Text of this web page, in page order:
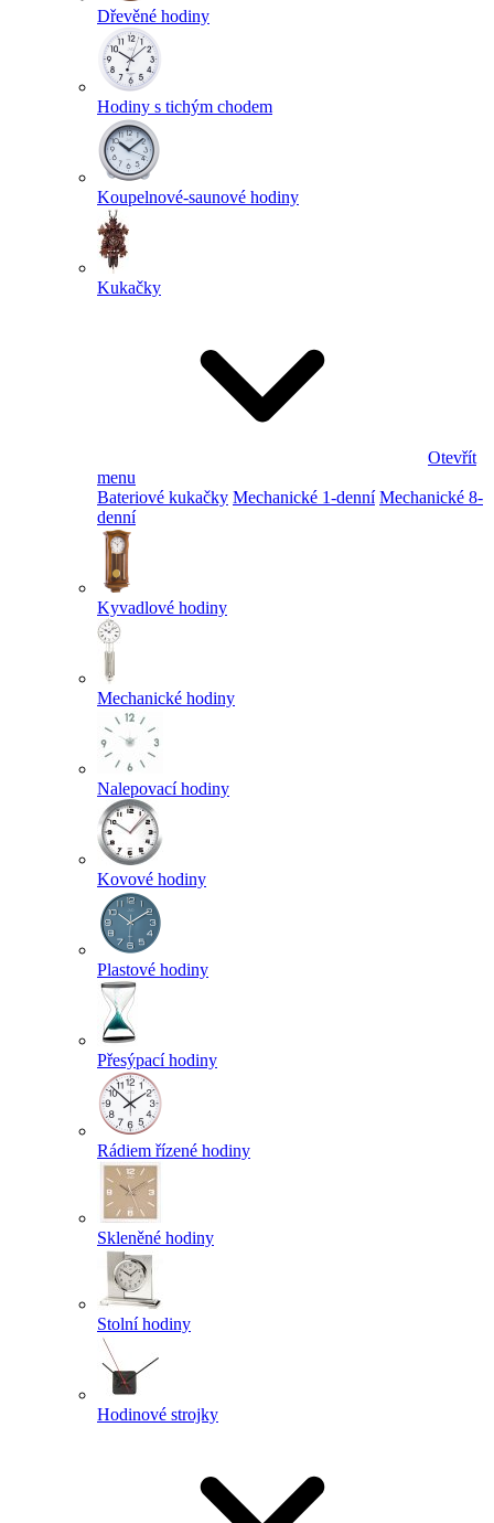
Dřevěné hodiny
Hodiny s tichým chodem
Koupelnové-saunové hodiny
Kukačky
Otevřít
menu
Bateriové kukačky Mechanické 1-denní Mechanické 8-
denní
Kyvadlové hodiny
Mechanické hodiny
Nalepovací hodiny
Kovové hodiny
Plastové hodiny
Přesýpací hodiny
Rádiem řízené hodiny
Skleněné hodiny
Stolní hodiny
Hodinové strojky